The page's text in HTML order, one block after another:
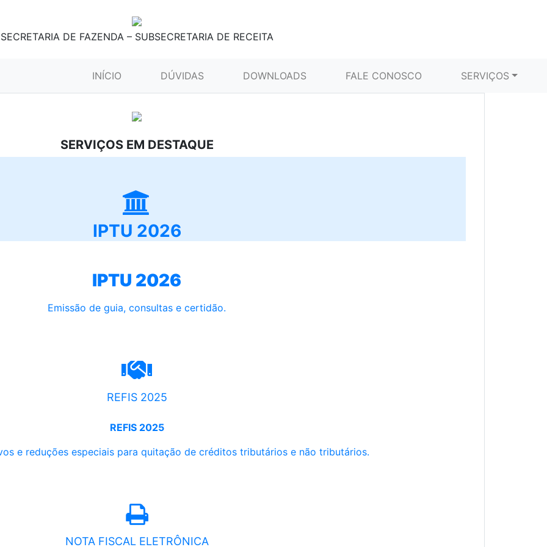
SECRETARIA DE FAZENDA – SUBSECRETARIA DE RECEITA
INÍCIO (CURRENT)DÚVIDAS DOWNLOADS FALE CONOSCO SERVIÇOS
SERVIÇOS EM DESTAQUE
IPTU 2026
IPTU 2026
Emissão de guia, consultas e certidão.
REFIS 2025
REFIS 2025
e reduções especiais para quitação de créditos tributários e não tributários.
NOTA FISCAL ELETRÔNICA